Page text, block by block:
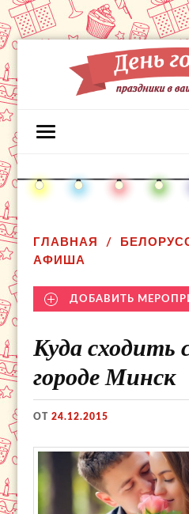
ГЛАВНАЯ
АФИША
ДОБАВИТЬ
Куда сходить
городе Минск
ОТ24.12.2015